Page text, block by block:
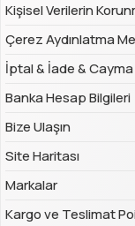
Kişisel Verilerin
Çerez Aydınlatma
İptal & İade &
Banka Hesap Bilgileri
Bize Ulaşın
Site Haritası
Markalar
Kargo ve Teslimat